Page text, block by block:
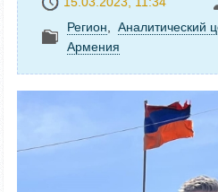
Регион
Аналитический
Армения